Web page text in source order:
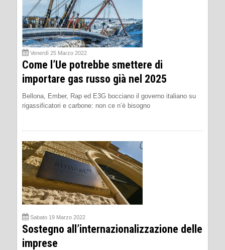
Venerdì 25 Marzo 2022
Come l’Ue potrebbe smettere di
importare gas russo già nel 2025
Bellona, Ember, Rap ed E3G bocciano il governo italiano su
rigassificatori e carbone: non ce n’è bisogno
Sabato 19 Marzo 2022
Sostegno all’internazionalizzazione delle
imprese